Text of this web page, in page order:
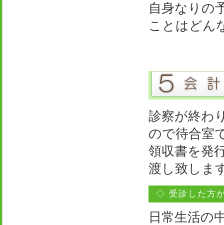
自身なりの
ことはどん
診察が終わ
ので待合室
領収書を発
渡し致しま
◇ 受診した方
日常生活の